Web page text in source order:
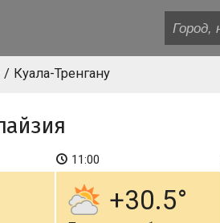
Куала-Тренгану
11:00
+30.5